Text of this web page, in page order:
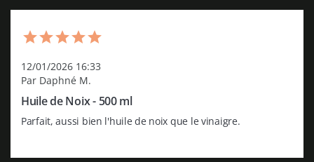
12/01/2026 16:33
Par Daphné M.
Huile de Noix - 500 ml
Parfait, aussi bien l'huile de noix que le vinaigre.